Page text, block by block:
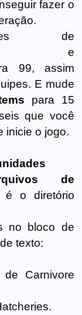
fazer o
de
99, assim
E mude
para 15
que você
inicie o jogo.
de
é o diretório
no bloco de
texto:
Carnivore